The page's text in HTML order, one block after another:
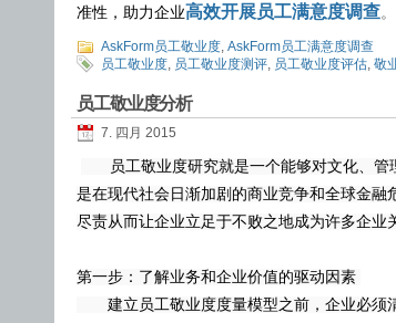
准性，助力企业高效开展员工满意度调查。
AskForm员工敬业度, AskForm员工满意度调查
员工敬业度, 员工敬业度测评, 员工敬业度评估, 敬
员工敬业度分析
7. 四月 2015
员工敬业度研究就是一个能够对文化、管
是在现代社会日渐加剧的商业竞争和全球金
尽责从而让企业立足于不败之地成为许多企业
第一步：了解业务和企业价值的驱动因素
建立员工敬业度度量模型之前，企业必须